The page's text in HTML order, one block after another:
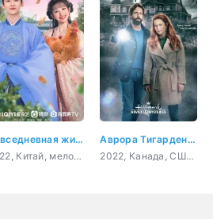
Повседневная жизнь в Синьчуане
2022, Китай, мелодрама, комедия
Аврора Тигарден: дом с привидением
2022, Канада, США, криминал, детектив